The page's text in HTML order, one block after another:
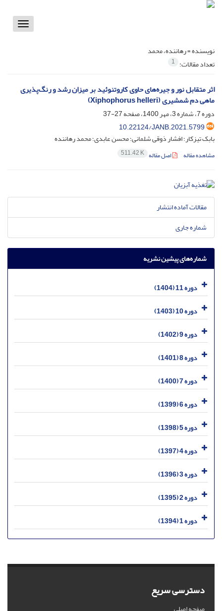
Toggle
نویسنده =رهاننده، محمد
تعداد مقالات: 1
اثر متقابل نور و جیره‌های حاوی کاروتنوئید بر میزان رشد و رنگ‌پذیری
ماهی دم شمشیری (Xiphophorus helleri)
دوره 7، شماره 3، مهر 1400، صفحه
27-37
10.22124/JANB.2021.5799
بابک تیزکار؛ افشار ذوقی شلمانی؛ محسن عابدی؛ محمد رهاننده
مشاهده مقاله اصل مقاله 511.42 K
مقالات آماده انتشار
شماره جاری
شماره‌های پیشین نشریه
دوره 11 (1404)
دوره 10 (1403)
دوره 9 (1402)
دوره 8 (1401)
دوره 7 (1400)
دوره 6 (1399)
دوره 5 (1398)
دوره 4 (1397)
دوره 3 (1396)
دوره 2 (1395)
دوره 1 (1394)
دسترسی سریع